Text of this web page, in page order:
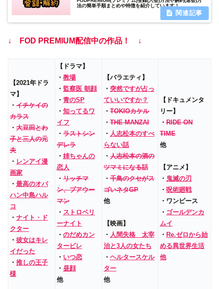
法の簡単手順まとめや特徴を紹介しています！
↓ FOD PREMIUM配信中の作品！ ↓
【2021年ドラ
マ】
・ イチケイの
カラス
・ 大豆田とわ
子と三人の元
夫
・ レンアイ漫
画家
・ 最高のオバ
ハン中島ハル
コ
・ ナイト・ド
クター
・ 彼女はキレ
イだった
・ 推しの王子
様
【ドラマ】
・ 教場
・ 監察医 朝顔
・ 青のSP
・ 知ってるワ
イフ
・ ラストシン
デレラ
・ 姉ちゃんの
恋人
・ リッチマ
ン、プアウー
マン
・ ストロベリ
ーナイト
・ のだめカン
タービレ
・ いつ恋
・ 昼顔
他
【バラエティ】
・ 突然ですが占っ
ていいですか？
・ TOKIOカケル
・ THE MANZAI
・ 人志松本のすべ
らない話
・ 人志松本の酒の
ツマミになる話
・ 千鳥のクセがス
ゴいネタGP
他
【映画】
・ 人間失格 太宰
治と3人の女たち
・ ヘルタースケル
ター
他
【ドキュメンタ
リー】
・ RIDE ON
TIME
他
【アニメ】
・ 鬼滅の刃
・ 呪術廻戦
・ワンピース
・ ゴールデンカ
ムイ
・ Re.ゼロから始
める異世界生活
他